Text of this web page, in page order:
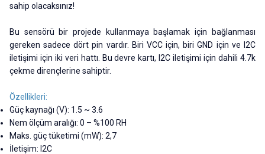
sahip olacaksınız!
Bu sensörü bir projede kullanmaya başlamak için bağlanması
gereken sadece dört pin vardır. Biri VCC için, biri GND için ve I2C
iletişimi için iki veri hattı. Bu devre kartı, I2C iletişimi için dahili 4.7k
çekme dirençlerine sahiptir.
Özellikleri:
Güç kaynağı (V): 1.5 ~ 3.6
Nem ölçüm aralığı: 0 – %100 RH
Maks. güç tüketimi (mW): 2,7
İletişim: I2C